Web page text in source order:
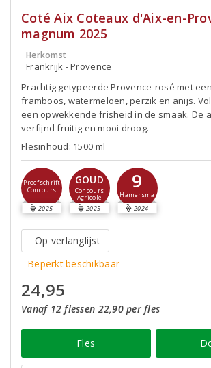
Coté Aix Coteaux d'Aix-en-
magnum 2025
Herkomst
Frankrijk - Provence
Prachtig getypeerde Provence-rosé met
framboos, watermeloen, perzik en anijs.
een opwekkende frisheid in de smaak. De
verfijnd fruitig en mooi droog.
Flesinhoud: 1500 ml
Proefschrift
Concours
2025
GOUD
Concours
Agricole
2025
9
Hamersma
2024
Op verlanglijst
Beperkt beschikbaar
24,95
Vanaf 12 flessen 22,90 per fles
Fles